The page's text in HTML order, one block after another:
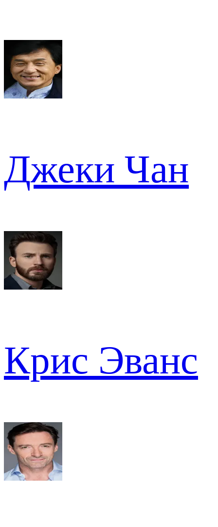
Джеки Чан
Крис Эванс